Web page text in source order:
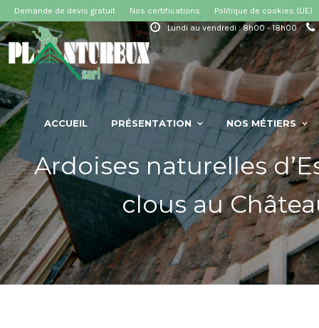
Demande de devis gratuit Nos certifications
Politique de cookies (UE)
Lundi au vendredi : 8h00 - 18h00
ACCUEIL PRÉSENTATION NOS MÉTIERS
Ardoises naturelles
clous au